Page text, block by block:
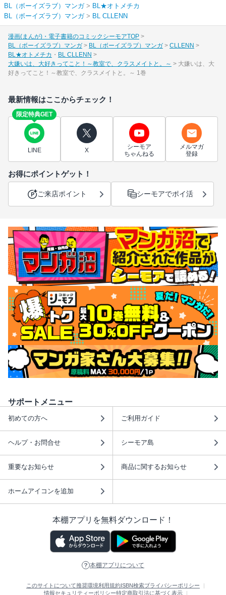
BL（ボーイズラブ）マンガ> BL★オトメチカ
BL（ボーイズラブ）マンガ> BL CLLENN
漫画(まんが)・電子書籍のコミックシーモアTOP
BL（ボーイズラブ）マンガ
BL（ボーイズラブ）マンガ
CLLENN
BL★オトメチカ
BL CLLENN
大嫌いは、大好きってこと！～教室で、クラスメイトと。～
大嫌いは、大
好きってこと！～教室で、クラスメイトと。～ 1巻
最新情報はここからチェック！
限定特典GET
LINE X
シーモア
ちゃんねる
メルマガ
登録
お得にポイントゲット！
ご来店ポイント シーモアでポイ活
サポートメニュー
初めての方へ ご利用ガイド
ヘルプ・お問合せ シーモア島
重要なお知らせ 商品に関するお知らせ
ホームアイコンを追加
本棚アプリを無料ダウンロード！
本棚アプリについて
このサイトについて推奨環境利用規約ISBN検索プライバシーポリシー
情報セキュリティーポリシー特定商取引法に基づく表示